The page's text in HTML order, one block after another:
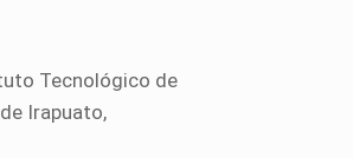
Tecnológico de
Irapuato,